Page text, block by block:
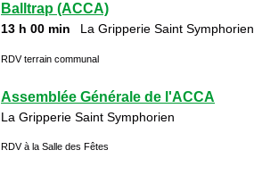
Balltrap (ACCA)
13 h 00 min La Gripperie Saint Symphorien
RDV terrain communal
Assemblée Générale de l'ACCA
La Gripperie Saint Symphorien
RDV à la Salle des Fêtes